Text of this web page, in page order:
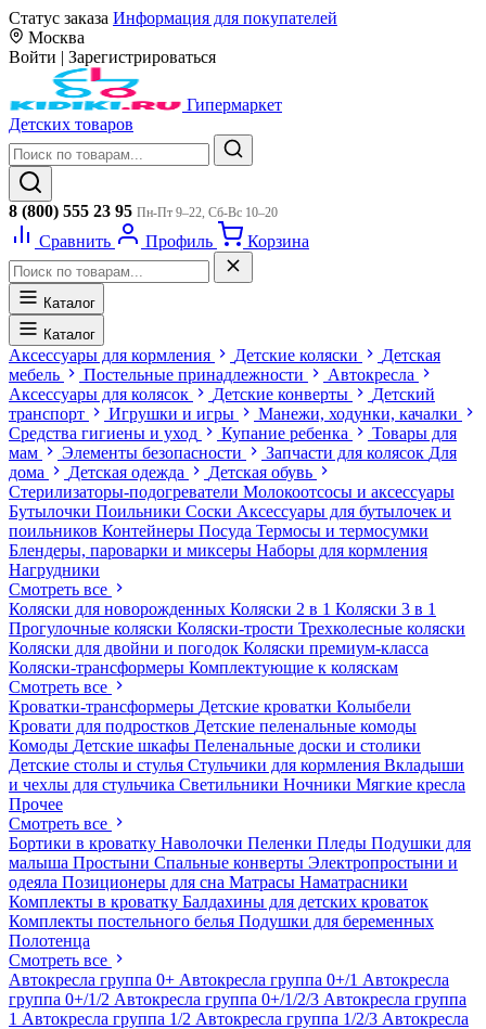
Статус заказа Информация для покупателей
Москва
Войти | Зарегистрироваться
Гипермаркет
Детских товаров
8 (800) 555 23 95 Пн-Пт 9–22, Сб-Вс 10–20
Сравнить Профиль Корзина
Каталог
Каталог
Аксессуары для кормления Детские коляски
Детская
мебель
Постельные принадлежности
Автокресла
Аксессуары для колясок
Детские конверты
Детский
транспорт
Игрушки и игры
Манежи, ходунки, качалки
Средства гигиены и уход
Купание ребенка
Товары для
мам
Элементы безопасности Запчасти для колясок Для
дома
Детская одежда
Детская обувь
Стерилизаторы-подогреватели Молокоотсосы и аксессуары
Бутылочки Поильники Соски Аксессуары для бутылочек и
поильников Контейнеры Посуда Термосы и термосумки
Блендеры, пароварки и миксеры Наборы для кормления
Нагрудники
Смотреть все
Коляски для новорожденных Коляски 2 в 1 Коляски 3 в 1
Прогулочные коляски Коляски-трости Трехколесные коляски
Коляски для двойни и погодок Коляски премиум-класса
Коляски-трансформеры Комплектующие к коляскам
Смотреть все
Кроватки-трансформеры Детские кроватки Колыбели
Кровати для подростков Детские пеленальные комоды
Комоды Детские шкафы Пеленальные доски и столики
Детские столы и стулья Стульчики для кормления Вкладыши
и чехлы для стульчика Светильники Ночники Мягкие кресла
Прочее
Смотреть все
Бортики в кроватку Наволочки Пеленки Пледы Подушки для
малыша Простыни Спальные конверты Электропростыни и
одеяла Позиционеры для сна Матрасы Наматрасники
Комплекты в кроватку Балдахины для детских кроваток
Комплекты постельного белья Подушки для беременных
Полотенца
Смотреть все
Автокресла группа 0+ Автокресла группа 0+/1 Автокресла
группа 0+/1/2 Автокресла группа 0+/1/2/3 Автокресла группа
1 Автокресла группа 1/2 Автокресла группа 1/2/3 Автокресла